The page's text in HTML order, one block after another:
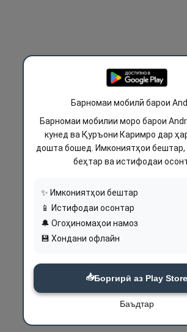
Барномаи мобилӣ барои
Барномаи мобилии моро барои
кунед ва Қуръони Каримро дар
дошта бошед. Имкониятҳои бештар,
беҳтар ва истифодаи
✨ Имкониятҳои бештар
📱 Истифодаи осонтар
🔔 Огоҳиномаҳои намоз
💾 Хондани офлайн
📥Боргирӣ аз Play Store
Баъдтар